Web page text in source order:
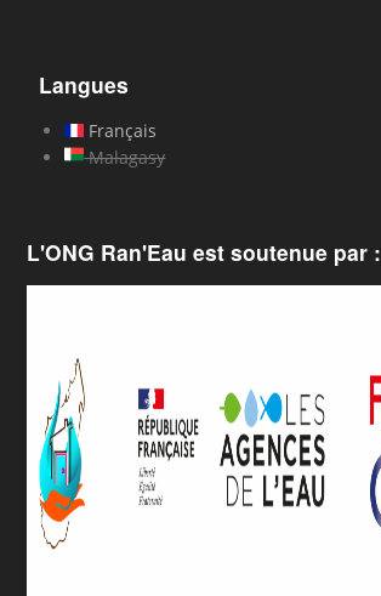
Langues
Français
Malagasy
L'ONG Ran'Eau est soutenue par :